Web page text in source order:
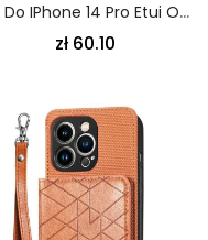
Etui Do IPhone 14 Pro Etui Ochronne Optymalna Ochrona Pierścienia
zł 60.10